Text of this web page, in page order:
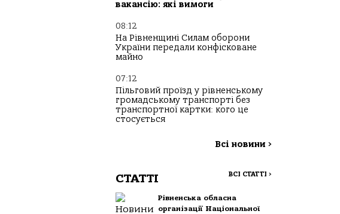
вакансію: які вимоги
08:12
На Рівненщині Силам оборони
України передали конфісковане
майно
07:12
Пільговий проїзд у рівненському
громадському транспорті без
транспортної картки: кого це
стосується
Всі новини >
СТАТТІ ВСІ СТАТТІ >
Рівненська обласна
організації Національної